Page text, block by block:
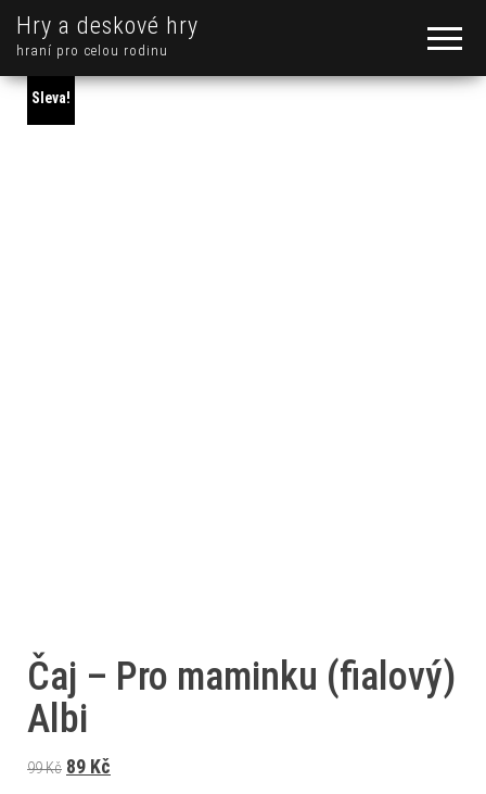
Hry a deskové hry
hraní pro celou rodinu
Sleva!
Čaj – Pro maminku (fialový)
Albi
99Kč Původní cena byla: 99 Kč.
89 Kč